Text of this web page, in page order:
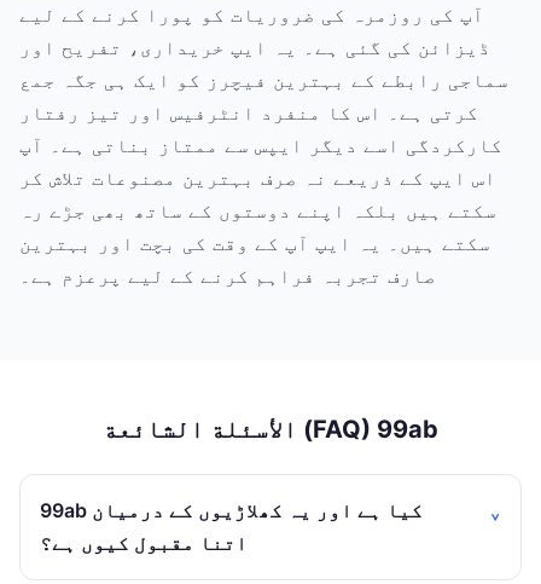
آپ کی روزمرہ کی ضروریات کو پورا کرنے کے لیے
ڈیزائن کی گئی ہے۔ یہ ایپ خریداری، تفریح اور
سماجی رابطے کے بہترین فیچرز کو ایک ہی جگہ جمع
کرتی ہے۔ اس کا منفرد انٹرفیس اور تیز رفتار
کارکردگی اسے دیگر ایپس سے ممتاز بناتی ہے۔ آپ
اس ایپ کے ذریعے نہ صرف بہترین مصنوعات تلاش کر
سکتے ہیں بلکہ اپنے دوستوں کے ساتھ بھی جڑے رہ
سکتے ہیں۔ یہ ایپ آپ کے وقت کی بچت اور بہترین
صارف تجربہ فراہم کرنے کے لیے پرعزم ہے۔
الأسئلة الشائعة (FAQ) 99ab
99ab کیا ہے اور یہ کھلاڑیوں کے درمیان
اتنا مقبول کیوں ہے؟